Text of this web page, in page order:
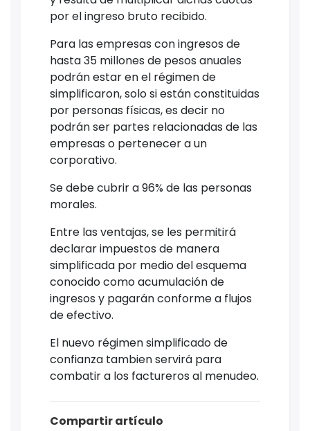
por el ingreso bruto recibido.
Para las empresas con ingresos de
hasta 35 millones de pesos anuales
podrán estar en el régimen de
simplificaron, solo si están constituidas
por personas físicas, es decir no
podrán ser partes relacionadas de las
empresas o pertenecer a un
corporativo.
Se debe cubrir a 96% de las personas
morales.
Entre las ventajas, se les permitirá
declarar impuestos de manera
simplificada por medio del esquema
conocido como acumulación de
ingresos y pagarán conforme a flujos
de efectivo.
El nuevo régimen simplificado de
confianza tambien servirá para
combatir a los factureros al menudeo.
Compartir artículo